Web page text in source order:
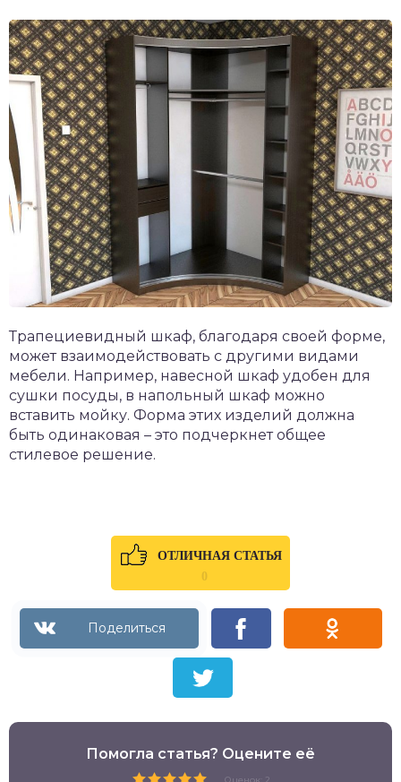
Трапециевидный шкаф, благодаря своей форме,
может взаимодействовать с другими видами
мебели. Например, навесной шкаф удобен для
сушки посуды, в напольный шкаф можно
вставить мойку. Форма этих изделий должна
быть одинаковая – это подчеркнет общее
стилевое решение.
ОТЛИЧНАЯ СТАТЬЯ
0
Помогла статья? Оцените её